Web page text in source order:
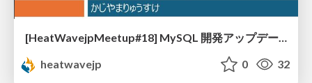
[HeatWavejpMeetup#18] MySQL 開発アップデート [梶山 隆輔 氏 (日本オラクル株式会社)]
heatwavejp
0 32